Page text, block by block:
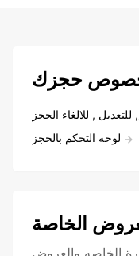
حجزك
, للالغاء الحجز
لوحه التحكم بالحجز
الخاصة
الخاصه والعروض